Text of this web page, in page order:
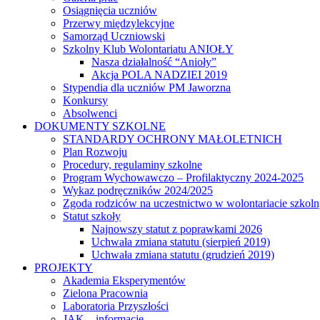
Osiągnięcia uczniów
Przerwy międzylekcyjne
Samorząd Uczniowski
Szkolny Klub Wolontariatu ANIOŁY
Nasza działalność “Anioły”
Akcja POLA NADZIEI 2019
Stypendia dla uczniów PM Jaworzna
Konkursy
Absolwenci
DOKUMENTY SZKOLNE
STANDARDY OCHRONY MAŁOLETNICH
Plan Rozwoju
Procedury, regulaminy szkolne
Program Wychowawczo – Profilaktyczny 2024-2025
Wykaz podręczników 2024/2025
Zgoda rodziców na uczestnictwo w wolontariacie
Statut szkoły
Najnowszy statut z poprawkami 2026
Uchwała zmiana statutu (sierpień 2019)
Uchwała zmiana statutu (grudzień 2019)
PROJEKTY
Akademia Eksperymentów
Zielona Pracownia
Laboratoria Przyszłości